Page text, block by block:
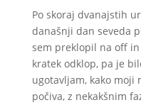
Po skoraj dvanajstih
današnji dan seveda
sem preklopil na off
kratek odklop, pa je
ugotavljam, kako moji
počiva, z nekakšnim